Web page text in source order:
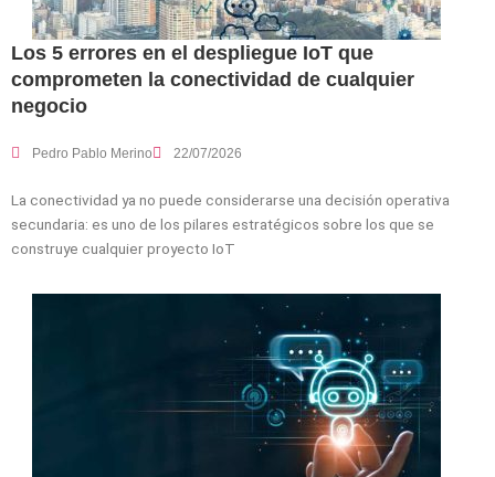
Los 5 errores en el despliegue IoT que
comprometen la conectividad de cualquier
negocio
Pedro Pablo Merino 22/07/2026
La conectividad ya no puede considerarse una decisión operativa
secundaria: es uno de los pilares estratégicos sobre los que se
construye cualquier proyecto IoT